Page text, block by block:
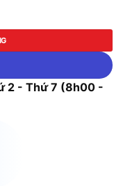
Bóng Đèn E27 MPE
2 - Thứ 7 (8h00 -